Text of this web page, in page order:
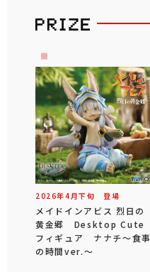
2026年4 月下旬 登場
メイドインアビス 烈日の
黄金郷 Desktop Cute
フィギュア ナナチ～食事
の時間ver.～